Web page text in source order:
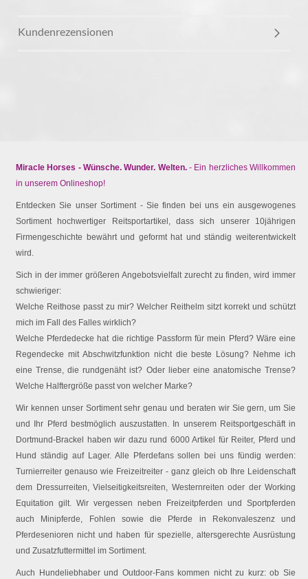
Kundenrezensionen
Miracle Horses - Wünsche. Wunder. Welten.- Ein herzliches Willkommen
in unserem Onlineshop!
Entdecken Sie unser Sortiment - Sie finden bei uns ein ausgewogenes
Sortiment hochwertiger Reitsportartikel, dass sich unserer 10jährigen
Firmengeschichte bewährt und geformt hat und ständig weiterentwickelt
wird.
Sich in der immer größeren Angebotsvielfalt zurecht zu finden, wird immer
schwieriger:
Welche Reithose passt zu mir? Welcher Reithelm sitzt korrekt und schützt
mich im Fall des Falles wirklich?
Welche Pferdedecke hat die richtige Passform für mein Pferd? Wäre eine
Regendecke mit Abschwitzfunktion nicht die beste Lösung? Nehme ich
eine Trense, die rundgenäht ist? Oder lieber eine anatomische Trense?
Welche Halftergröße passt von welcher Marke?
Wir kennen unser Sortiment sehr genau und beraten wir Sie gern, um Sie
und Ihr Pferd bestmöglich auszustatten. In unserem Reitsportgeschäft in
Dortmund-Brackel haben wir dazu rund 6000 Artikel für Reiter, Pferd und
Hund ständig auf Lager. Alle Pferdefans sollen bei uns fündig werden:
Turnierreiter genauso wie Freizeitreiter - ganz gleich ob Ihre Leidenschaft
dem Dressurreiten, Vielseitigkeitsreiten, Westernreiten oder der Working
Equitation gilt. Wir vergessen neben Freizeitpferden und Sportpferden
auch Minipferde, Fohlen sowie die Pferde in Rekonvaleszenz und
Pferdesenioren nicht und haben für spezielle, altersgerechte Ausrüstung
und Zusatzfuttermittel im Sortiment.
Auch Hundeliebhaber und Outdoor-Fans kommen nicht zu kurz: ob Sie